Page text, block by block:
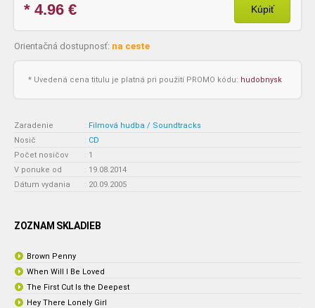
* 4.96 € Kúpiť
Orientačná dostupnosť: na ceste
* Uvedená cena titulu je platná pri použití PROMO kódu: hudobnysk
Zaradenie : Filmová hudba / Soundtracks
Nosič
: CD
Počet nosičov
: 1
V ponuke od
: 19.08.2014
Dátum vydania
: 20.09.2005
ZOZNAM SKLADIEB
Brown Penny
When Will I Be Loved
The First Cut Is the Deepest
Hey There Lonely Girl